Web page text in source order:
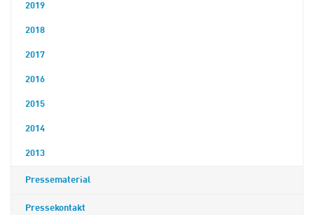
2019
2018
2017
2016
2015
2014
2013
Pressematerial
Pressekontakt